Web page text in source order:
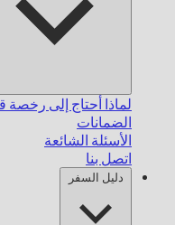
لماذا أحتاج إلى رخصة
الضمانات
الأسئلة الشائعة
اتصل بنا
دليل السفر